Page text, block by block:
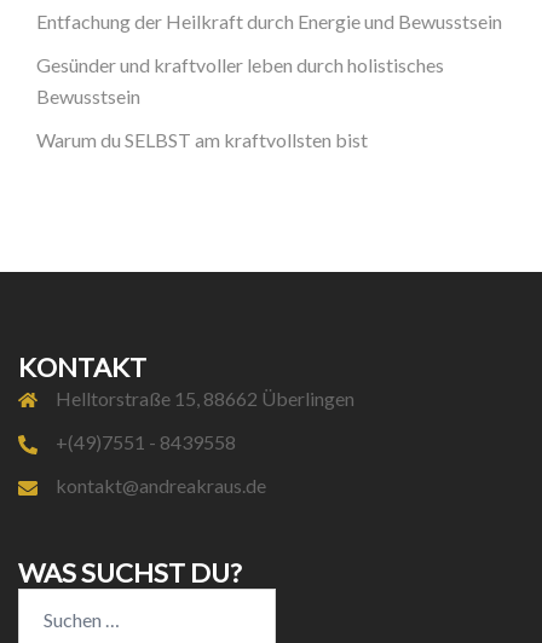
Entfachung der Heilkraft durch Energie und Bewusstsein
Gesünder und kraftvoller leben durch holistisches
Bewusstsein
Warum du SELBST am kraftvollsten bist
KONTAKT
Helltorstraße 15, 88662 Überlingen
+(49)7551 - 8439558
kontakt@andreakraus.de
WAS SUCHST DU?
nach: